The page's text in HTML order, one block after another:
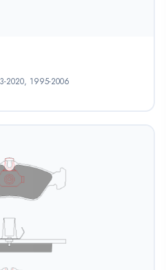
2020, 1995-2006